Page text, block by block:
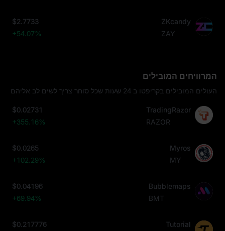
ZKcandy
ZAY
$2.7733
+54.07%
המרוויחים המובילים
העולים המובילים בקריפטו ב 24 שעות שכל סוחר צריך לשים לב אליהם
TradingRazor
RAZOR
$0.02731
+355.16%
Myros
MY
$0.0265
+102.29%
Bubblemaps
BMT
$0.04196
+69.94%
Tutorial
$0.217776